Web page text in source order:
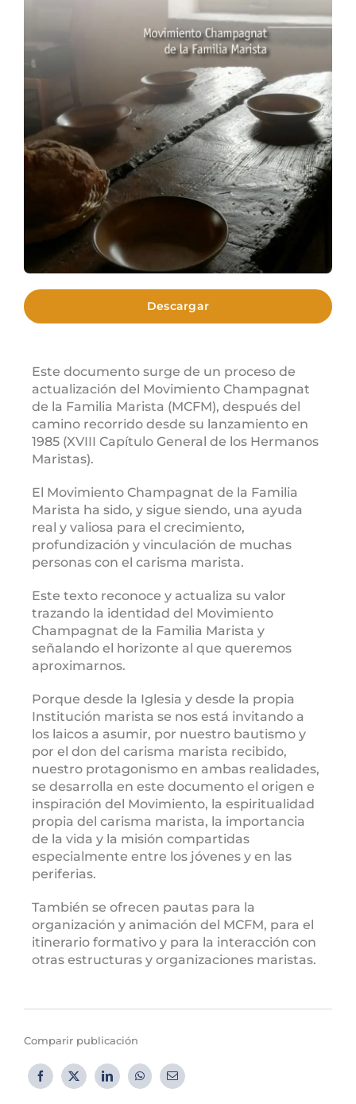
Este documento surge de un proceso de
actualización del Movimiento Champagnat
de la Familia Marista (MCFM), después del
camino recorrido desde su lanzamiento en
1985 (XVIII Capítulo General de los Hermanos
Maristas).
El Movimiento Champagnat de la Familia
Marista ha sido, y sigue siendo, una ayuda
real y valiosa para el crecimiento,
profundización y vinculación de muchas
personas con el carisma marista.
Este texto reconoce y actualiza su valor
trazando la identidad del Movimiento
Champagnat de la Familia Marista y
señalando el horizonte al que queremos
aproximarnos.
Porque desde la Iglesia y desde la propia
Institución marista se nos está invitando a
los laicos a asumir, por nuestro bautismo y
por el don del carisma marista recibido,
nuestro protagonismo en ambas realidades,
se desarrolla en este documento el origen e
inspiración del Movimiento, la espiritualidad
propia del carisma marista, la importancia
de la vida y la misión compartidas
especialmente entre los jóvenes y en las
periferias.
También se ofrecen pautas para la
organización y animación del MCFM, para el
itinerario formativo y para la interacción con
otras estructuras y organizaciones maristas.
Comparir publicación
Descargar